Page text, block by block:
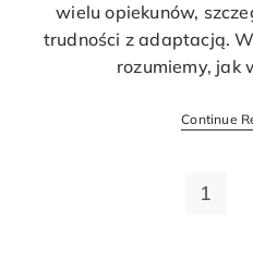
wielu opiekunów,
trudności z adaptacją.
rozumiemy, jak
Continue
1